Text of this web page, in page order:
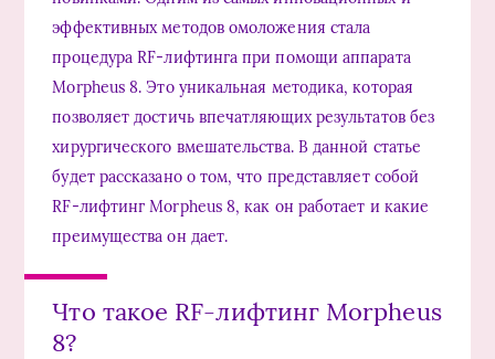
эффективных методов омоложения стала
процедура RF-лифтинга при помощи аппарата
Morpheus 8. Это уникальная методика, которая
позволяет достичь впечатляющих результатов без
хирургического вмешательства. В данной статье
будет рассказано о том, что представляет собой
RF-лифтинг Morpheus 8, как он работает и какие
преимущества он дает.
Что такое RF-лифтинг Morpheus
8?